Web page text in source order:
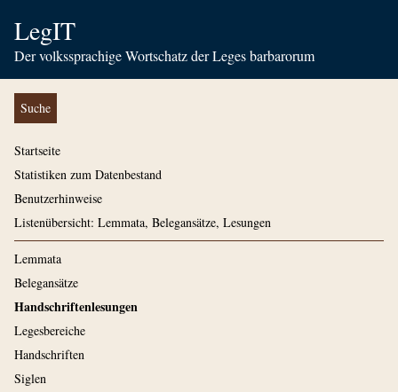
LegIT
Der volkssprachige Wortschatz der Leges barbarorum
Suche
Startseite
Statistiken zum Datenbestand
Benutzerhinweise
Listenübersicht: Lemmata, Belegansätze, Lesungen
Lemmata
Belegansätze
Handschriftenlesungen
Legesbereiche
Handschriften
Siglen